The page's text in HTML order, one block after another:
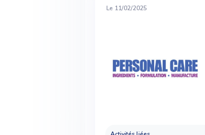
Le 11/02/2025